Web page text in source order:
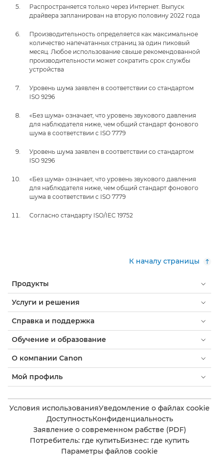
Распространяется только через Интернет. Выпуск
драйвера запланирован на вторую половину 2022 года
Производительность определяется как максимальное
количество напечатанных страниц за один пиковый
месяц. Любое использование свыше рекомендованной
производительности может сократить срок службы
устройства
Уровень шума заявлен в соответствии со стандартом
ISO 9296
«Без шума» означает, что уровень звукового давления
для наблюдателя ниже, чем общий стандарт фонового
шума в соответствии с ISO 7779
Уровень шума заявлен в соответствии со стандартом
ISO 9296
«Без шума» означает, что уровень звукового давления
для наблюдателя ниже, чем общий стандарт фонового
шума в соответствии с ISO 7779
Согласно стандарту ISO/IEC 19752
К началу страницы
Продукты
Услуги и решения
Справка и поддержка
Обучение и образование
О компании Canon
Мой профиль
Условия использованияУведомление о файлах cookie
ДоступностьКонфиденциальность
Заявление о современном рабстве (PDF)
Потребитель: где купитьБизнес: где купить
Параметры файлов cookie